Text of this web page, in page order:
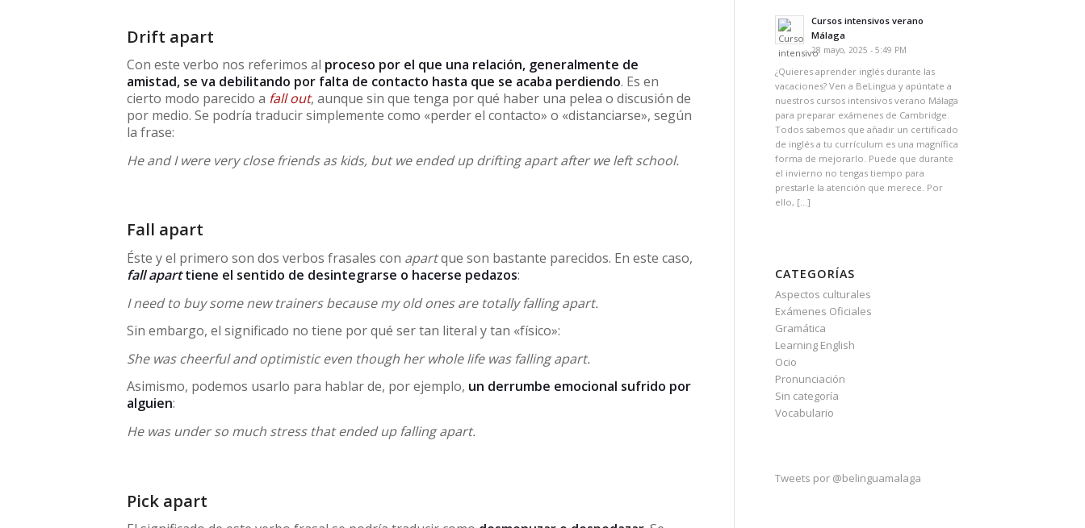
Drift apart
Con este verbo nos referimos al proceso por el que una relación, generalmente de
amistad, se va debilitando por falta de contacto hasta que se acaba perdiendo. Es en
cierto modo parecido a fall out, aunque sin que tenga por qué haber una pelea o discusión de
por medio. Se podría traducir simplemente como «perder el contacto» o «distanciarse», según
la frase:
He and I were very close friends as kids, but we ended up drifting apart after we left school.
Fall apart
Éste y el primero son dos verbos frasales con apartque son bastante parecidos. En este caso,
fall aparttiene el sentido de desintegrarse o hacerse pedazos:
I need to buy some new trainers because my old ones are totally falling apart.
Sin embargo, el significado no tiene por qué ser tan literal y tan «físico»:
She was cheerful and optimistic even though her whole life was falling apart.
Asimismo, podemos usarlo para hablar de, por ejemplo, un derrumbe emocional sufrido por
alguien:
He was under so much stress that ended up falling apart.
Pick apart
Cursos intensivos verano
Málaga
28 mayo, 2025 - 5:49 PM
¿Quieres aprender inglés durante las
vacaciones? Ven a BeLingua y apúntate a
nuestros cursos intensivos verano Málaga
para preparar exámenes de Cambridge.
Todos sabemos que añadir un certificado
de inglés a tu currículum es una magnífica
forma de mejorarlo. Puede que durante
el invierno no tengas tiempo para
prestarle la atención que merece. Por
ello, […]
CATEGORÍAS
Aspectos culturales
Exámenes Oficiales
Gramática
Learning English
Ocio
Pronunciación
Sin categoría
Vocabulario
Tweets por @belinguamalaga